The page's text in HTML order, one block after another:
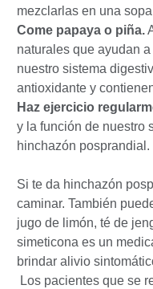
mezclarlas en una
Come papaya o piña.
naturales que ayudan
nuestro sistema
antioxidante y
Haz ejercicio
y la función de nuestro
hinchazón posprandial.
Si te da hinchazón
caminar. También
jugo de limón, té de
simeticona es un
brindar alivio
Los pacientes que se